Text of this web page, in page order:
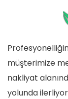
müşterimize
nakliyat
yolunda